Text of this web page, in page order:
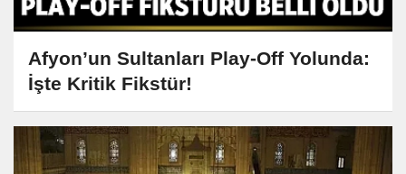
Afyon’un Sultanları Play-Off Yolunda:
İşte Kritik Fikstür!